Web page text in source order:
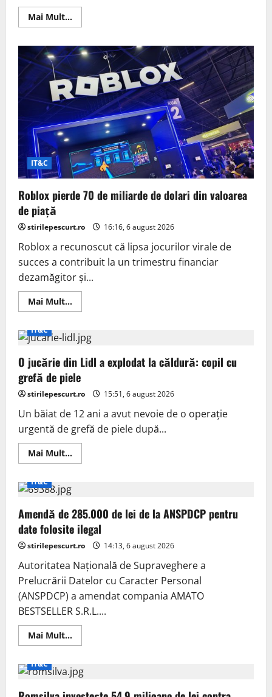
Mai Mult...Read
more
din
Ucraina:
Școală
de
drone
pentru
cartelurile
din
Columbia
IT&C
Roblox pierde 70 de miliarde de dolari din valoarea
de piață
stirilepescurt.ro 16:16, 6 august 2026
Roblox a recunoscut că lipsa jocurilor virale de
succes a contribuit la un trimestru financiar
dezamăgitor și...
Mai Mult...Read
more
pierde
70
miliarde
de
dolari
din
valoarea
piață
IT&C
O jucărie din Lidl a explodat la căldură: copil cu
grefă de piele
stirilepescurt.ro 15:51, 6 august 2026
Un băiat de 12 ani a avut nevoie de o operație
urgentă de grefă de piele după...
Mai Mult...Read
more
a
explodat
la
căldură:
copil
grefă
de
piele
IT&C
Amendă de 285.000 de lei de la ANSPDCP pentru
date folosite ilegal
stirilepescurt.ro 14:13, 6 august 2026
Autoritatea Națională de Supraveghere a
Prelucrării Datelor cu Caracter Personal
(ANSPDCP) a amendat compania AMATO
BESTSELLER S.R.L....
Mai Mult...Read
more
de
285.000
lei
IT&C